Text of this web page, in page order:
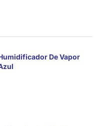
De Vapor